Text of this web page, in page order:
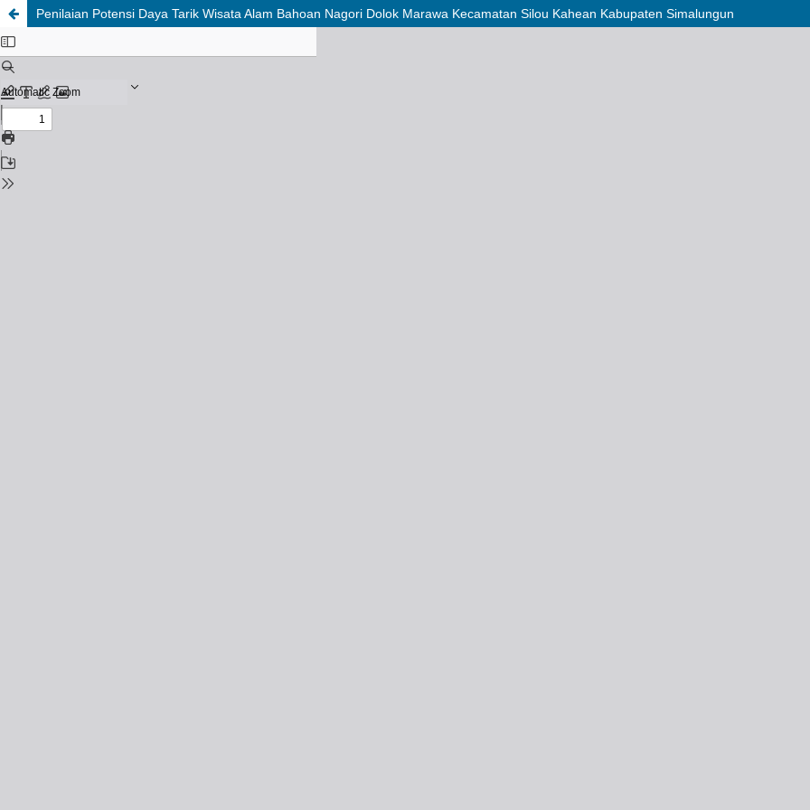
Penilaian Potensi Daya Tarik Wisata Alam Bahoan Nagori Dolok Marawa Kecamatan Silou Kahean Kabupaten Simalungun